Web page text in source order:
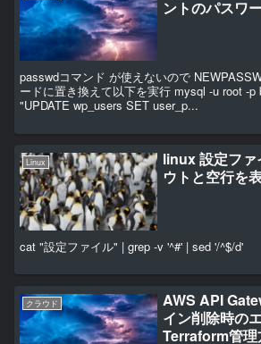
ントのパスワ
passwdコマンド が使えないので
ードに置き換えて以下を実行 mysql -u root -p
"UPDATE wp_users SET user_p...
Linux
linux 設定ファ
ウトと空行を
cat "設定ファイル" | grep -v '^#' | sed '/^$/d'
クラウド
AWS API
イン削除時の
Terraform管理